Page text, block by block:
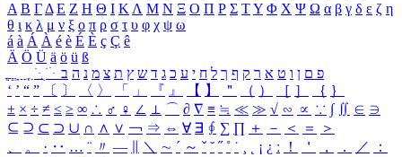
Α Β ΓΔ Ε Ζ Η Θ Ι ΚΛ Μ Ν Ξ Ο Π Ρ Σ ΤΥ Φ Χ Ψ Ω α β γ δ ε ζ η
θ ι κ λ μ ν ξ ο π ρ σ τ υ φ χ ψ ω
á à Á À é è É È ç Ç ê
Ä Ö Ü ä ö ü ß
ִֶֹ ֻּ ׁׂ פ ם ן ו ט א ר ק ף ך ל ח י ע כ ג ד ש ץ ת צ מ נ ה ב
‘ ’ “ ” 〔 〕 〈 〉 「 」 『 』 【 】 ＂ （ ） ［ ］ ｛ ｝
± × ÷ ≠ ≤ ≥ ∞ ∴ ♂ ♀ ∠ ⊥ ⌒ ∂ ∇ ≡ ≒ ≪ ≫ √ ∽ ∝ ∵ ∫ ∬ ∈ ∋
⊆ ⊇ ⊂ ⊃ ∪ ∩ ∧ ∨ ￢ ⇒ ⇔ ∀ ∃ ∮ ∑ ∏ ＋ － ＜ ＝
＞
、
。 · ‥ … ¨ 〃 ― ＼ ∼ ´ ～ ˇ ˘ ˝ ˚ ˙ ¸ ¡ ¿ ː ！ ＇ ， ． ／
：